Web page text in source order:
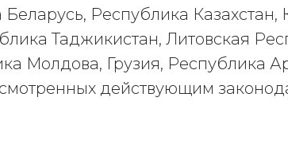
Республика Казахстан,
Таджикистан, Литовская
Молдова, Грузия, Республика
действующим